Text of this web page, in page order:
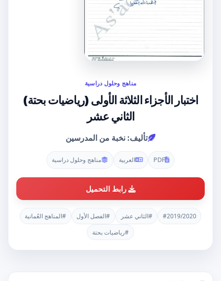
مناهج وحلول دراسية
اختبار الأجزاء الثلاثة الأولى (رياضيات بحتة)
الثاني عشر
تأليف: نخبة من المدرسين
PDF العربية مناهج وحلول دراسية
رابط التحميل
#2019/2020 #الثاني عشر #الفصل الأول
#المناهج العُمانية
#رياضيات بحتة